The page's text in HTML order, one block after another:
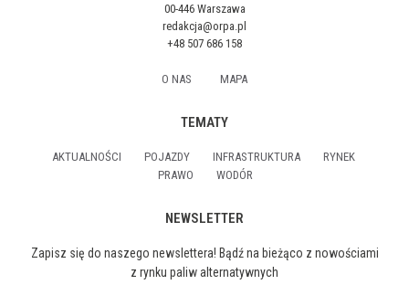
00-446 Warszawa
redakcja@orpa.pl
+48 507 686 158
O NAS MAPA
TEMATY
AKTUALNOŚCI POJAZDY INFRASTRUKTURA
RYNEK
PRAWO
WODÓR
NEWSLETTER
Zapisz się do naszego newslettera! Bądź na bieżąco z nowościami
z rynku paliw alternatywnych